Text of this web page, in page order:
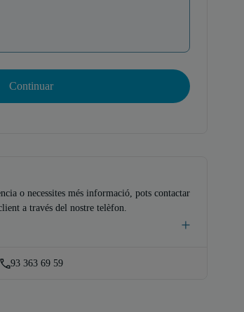
Continuar
o necessites més informació, pots contactar
a través del nostre telèfon.
93 363 69 59